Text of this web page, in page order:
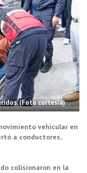
(Foto cortesía)
vehicular en
a conductores,
colisionaron en la